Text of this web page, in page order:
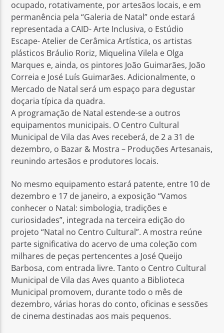
ocupado, rotativamente, por artesãos locais, e em
permanência pela “Galeria de Natal” onde estará
representada a CAID- Arte Inclusiva, o Estúdio
Escape- Atelier de Cerâmica Artística, os artistas
plásticos Bráulio Roriz, Miquelina Vilela e Olga
Marques e, ainda, os pintores João Guimarães, João
Correia e José Luís Guimarães. Adicionalmente, o
Mercado de Natal será um espaço para degustar
doçaria típica da quadra.
A programação de Natal estende-se a outros
equipamentos municipais. O Centro Cultural
Municipal de Vila das Aves receberá, de 2 a 31 de
dezembro, o Bazar & Mostra – Produções Artesanais,
reunindo artesãos e produtores locais.
No mesmo equipamento estará patente, entre 10 de
dezembro e 17 de janeiro, a exposição “Vamos
conhecer o Natal: simbologia, tradições e
curiosidades”, integrada na terceira edição do
projeto “Natal no Centro Cultural”. A mostra reúne
parte significativa do acervo de uma coleção com
milhares de peças pertencentes a José Queijo
Barbosa, com entrada livre. Tanto o Centro Cultural
Municipal de Vila das Aves quanto a Biblioteca
Municipal promovem, durante todo o mês de
dezembro, várias horas do conto, oficinas e sessões
de cinema destinadas aos mais pequenos.